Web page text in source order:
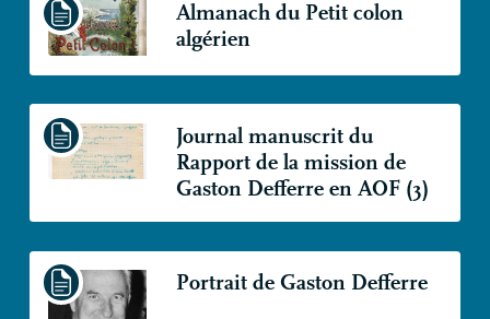
Almanach du Petit colon
algérien
Journal manuscrit du
Rapport de la mission de
Gaston Defferre en AOF(3)
Portrait de Gaston Defferre